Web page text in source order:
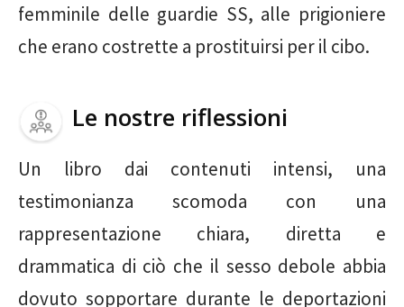
femminile delle guardie SS, alle prigioniere
che erano costrette a prostituirsi per il cibo.
Le nostre riflessioni
Un libro dai contenuti intensi, una
testimonianza scomoda con una
rappresentazione chiara, diretta e
drammatica di ciò che il sesso debole abbia
dovuto sopportare durante le deportazioni